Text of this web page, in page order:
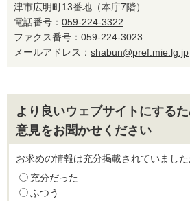
津市広明町13番地（本庁7階）
電話番号： 059-224-3322
ファクス番号：059-224-3023
メールアドレス： shabun@pref.mie.lg.jp
より良いウェブサイトにする
意見をお聞かせください
お求めの情報は充分掲載されていました
充分だった
ふつう